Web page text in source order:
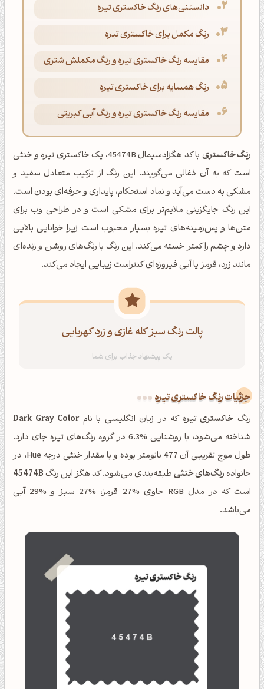
دانستنی‌های رنگ خاکستری تیره
رنگ مکمل برای خاکستری تیره
مقایسه رنگ خاکستری تیره و رنگ مکملش شتری
رنگ همسایه برای خاکستری تیره
مقایسه رنگ خاکستری تیره و رنگ آبی کبریتی
رنگ خاکستری
با کد هگزادسیمال 45474B، یک خاکستری تیره و خنثی
است که به آن ذغالی می‌گویند. این رنگ از ترکیب متعادل سفید و
مشکی به دست می‌آید و نماد استحکام، پایداری و حرفه‌ای بودن است.
این رنگ جایگزینی ملایم‌تر برای مشکی است و در طراحی وب برای
متن‌ها و پس‌زمینه‌های تیره بسیار محبوب است زیرا خوانایی بالایی
دارد و چشم را کمتر خسته می‌کند. این رنگ با رنگ‌های روشن و زنده‌ای
مانند زرد، قرمز یا آبی فیروزه‌ای کنتراست زیبایی ایجاد می‌کند.
پالت رنگ سبز کله غازی و زرد کهربایی
جزئیات رنگ خاکستری تیره
رنگ خاکستری تیره که در زبان انگلیسی با نامDark Gray Color
شناخته می‌شود، با روشنایی %6.3 در گروه رنگ‌های تیره جای دارد.
طول موج تقریبی آن 477 نانومتر بوده و با مقدار خنثی درجه Hue، در
خانوادهرنگ‌های خنثیطبقه‌بندی می‌شود. کد هگز این رنگ45474B
است که در مدل RGB حاوی %27 قرمز، %27 سبز و %29 آبی
می‌باشد.